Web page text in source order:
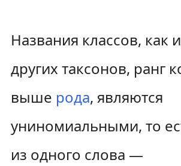
Названия классов, как
других таксонов, ранг
выше рода, являются
униномиальными, то
из одного слова —